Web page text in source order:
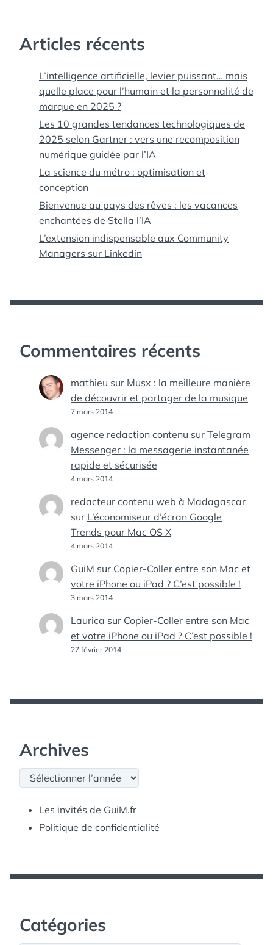
Articles récents
L’intelligence artificielle, levier puissant… mais
quelle place pour l’humain et la personnalité de
marque en 2025 ?
Les 10 grandes tendances technologiques de
2025 selon Gartner : vers une recomposition
numérique guidée par l’IA
La science du métro : optimisation et
conception
Bienvenue au pays des rêves : les vacances
enchantées de Stella l’IA
L’extension indispensable aux Community
Managers sur Linkedin
Commentaires récents
mathieu sur Musx : la meilleure manière
de découvrir et partager de la musique
7 mars 2014
agence redaction contenu sur Telegram
Messenger : la messagerie instantanée
rapide et sécurisée
4 mars 2014
redacteur contenu web à Madagascar
sur L’économiseur d’écran Google
Trends pour Mac OS X
4 mars 2014
GuiM sur Copier-Coller entre son Mac et
votre iPhone ou iPad ? C’est possible !
3 mars 2014
Laurica sur Copier-Coller entre son Mac
et votre iPhone ou iPad ? C’est possible !
27 février 2014
Archives
Archives
Les invités de GuiM.fr
Politique de confidentialité
Catégories